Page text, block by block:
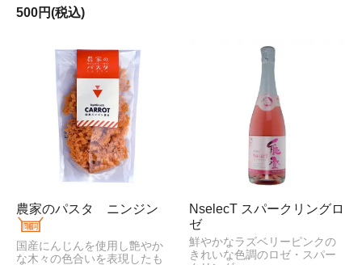
500円(税込)
農家のパスタ ニンジン
国産にんじんを使用し艶やか
な木々の色合いを表現したも
NselecT スパークリングロ
ゼ
鮮やかなラズベリーピンクの
きれいな色調のロゼ・スパー